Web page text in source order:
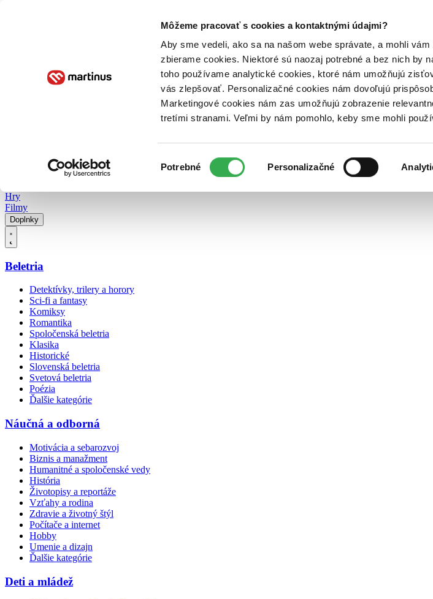
Môžeme pracovať s cookies a kontaktnými údajmi?
Aby sme vedeli, ako sa na našom webe správate, a mohli
zbierame cookies. Niektoré sú naozaj potrebné a bez nich by
toho používame analytické cookies, ktoré nám umožňujú
vás zlepšovať. Personalizačné cookies nám dovoľujú
Marketingové cookies nám zas umožňujú zobrazenie
tretími stranami. Veľmi by nám pomohlo, keby sme mohli
súhlasu
Potrebné Personalizačné
Poukážky Kontakt
Hry
Filmy
Doplnky
Beletria
Detektívky, trilery a horory
Sci-fi a fantasy
Komiksy
Romantika
Spoločenská beletria
Klasika
Historické
Slovenská beletria
Svetová beletria
Poézia
Ďalšie kategórie
Náučná a odborná
Motivácia a sebarozvoj
Biznis a manažment
Humanitné a spoločenské vedy
História
Životopisy a reportáže
Vzťahy a rodina
Zdravie a životný štýl
Počítače a internet
Hobby
Umenie a dizajn
Ďalšie kategórie
Deti a mládež